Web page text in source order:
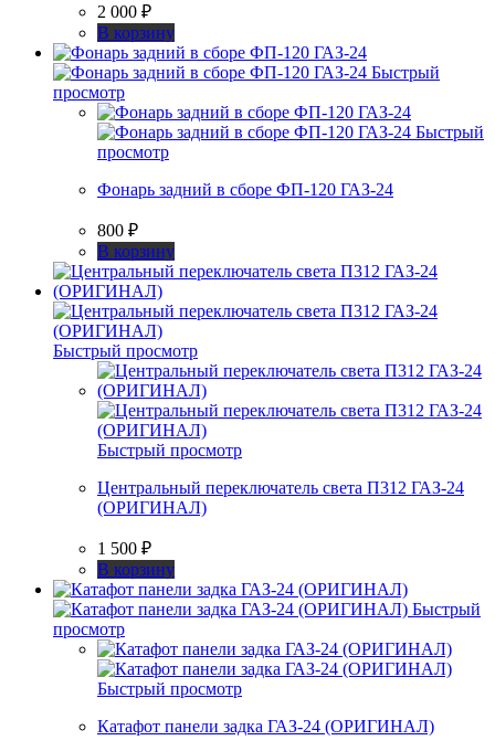
2 000 ₽
В корзину
Быстрый
просмотр
Быстрый
просмотр
Фонарь задний в сборе ФП-120 ГАЗ-24
800 ₽
В корзину
Быстрый просмотр
Быстрый просмотр
Центральный переключатель света П312 ГАЗ-24
(ОРИГИНАЛ)
1 500 ₽
В корзину
Быстрый
просмотр
Быстрый просмотр
Катафот панели задка ГАЗ-24 (ОРИГИНАЛ)